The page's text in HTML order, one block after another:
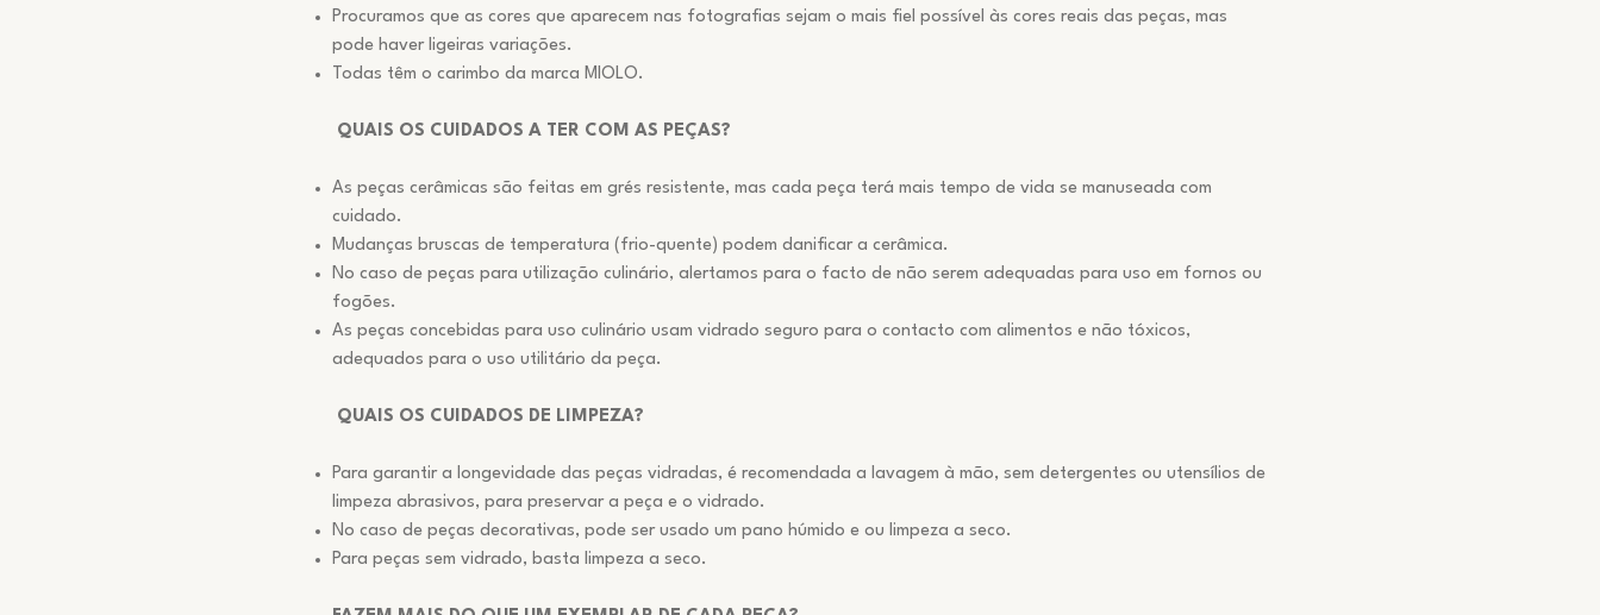
Procuramos que as cores que aparecem nas fotografias sejam o mais fiel possível às cores reais das peças, mas
pode haver ligeiras variações.
Todas têm o carimbo da marca MIOLO.
QUAIS OS CUIDADOS A TER COM AS PEÇAS?
As peças cerâmicas são feitas em grés resistente, mas cada peça terá mais tempo de vida se manuseada com
cuidado.
Mudanças bruscas de temperatura (frio-quente) podem danificar a cerâmica.
No caso de peças para utilização culinário, alertamos para o facto de não serem adequadas para uso em fornos ou
fogões.
As peças concebidas para uso culinário usam vidrado seguro para o contacto com alimentos e não tóxicos,
adequados para o uso utilitário da peça.
QUAIS OS CUIDADOS DE LIMPEZA?
Para garantir a longevidade das peças vidradas, é recomendada a lavagem à mão, sem detergentes ou utensílios de
limpeza abrasivos, para preservar a peça e o vidrado.
No caso de peças decorativas, pode ser usado um pano húmido e ou limpeza a seco.
Para peças sem vidrado, basta limpeza a seco.